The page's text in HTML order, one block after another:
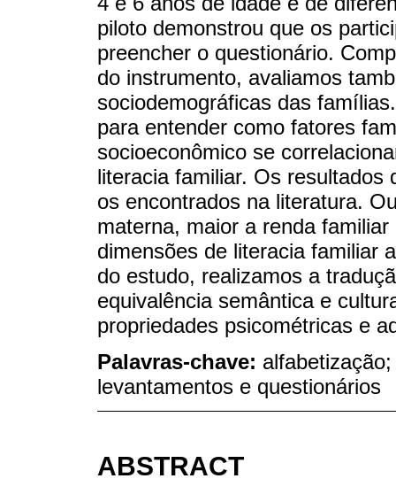
piloto demonstrou que os
preencher o questionário.
do instrumento, avaliamos
sociodemográficas das
para entender como fatores
socioeconômico se
literacia familiar. Os resultados
os encontrados na literatura.
materna, maior a renda
dimensões de literacia familiar
do estudo, realizamos a
equivalência semântica e
propriedades psicométricas e
Palavras-chave:
levantamentos e questionários
ABSTRACT